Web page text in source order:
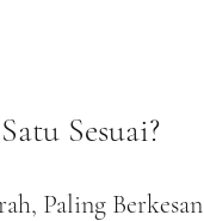
Sesuai?
Paling Berkesan